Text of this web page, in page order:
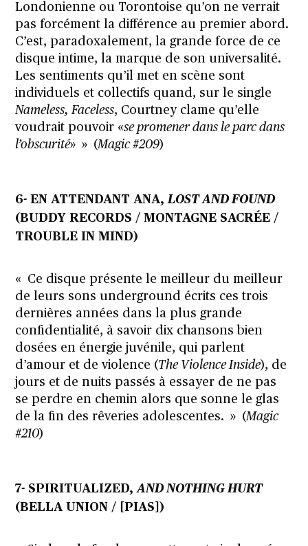
Londonienne ou Torontoise qu’on ne verrait
pas forcément la différence au premier abord.
C’est, paradoxalement, la grande force de ce
disque intime, la marque de son universalité.
Les sentiments qu’il met en scène sont
individuels et collectifs quand, sur le single
Nameless, Faceless, Courtney clame qu’elle
voudrait pouvoir «se promener dans le parc dans
l’obscurité» » (Magic #209)
6- EN ATTENDANT ANA,LOST AND FOUND
(BUDDY RECORDS / MONTAGNE SACRÉE /
TROUBLE IN MIND)
« Ce disque présente le meilleur du meilleur
de leurs sons underground écrits ces trois
dernières années dans la plus grande
confidentialité, à savoir dix chansons bien
dosées en énergie juvénile, qui parlent
d’amour et de violence (The Violence Inside), de
jours et de nuits passés à essayer de ne pas
se perdre en chemin alors que sonne le glas
de la fin des rêveries adolescentes. » (Magic
#210)
7- SPIRITUALIZED,AND NOTHING HURT
(BELLA UNION / [PIAS])